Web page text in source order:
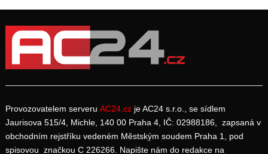
Provozovatelem serveru AC24.cz je AC24 s.r.o., se sídlem
Jaurisova 515/4, Michle, 140 00 Praha 4, IČ: 02988186, zapsaná v
obchodním rejstříku vedeném Městským soudem Praha 1, pod
spisovou značkou C 226266. Napište nám do redakce na